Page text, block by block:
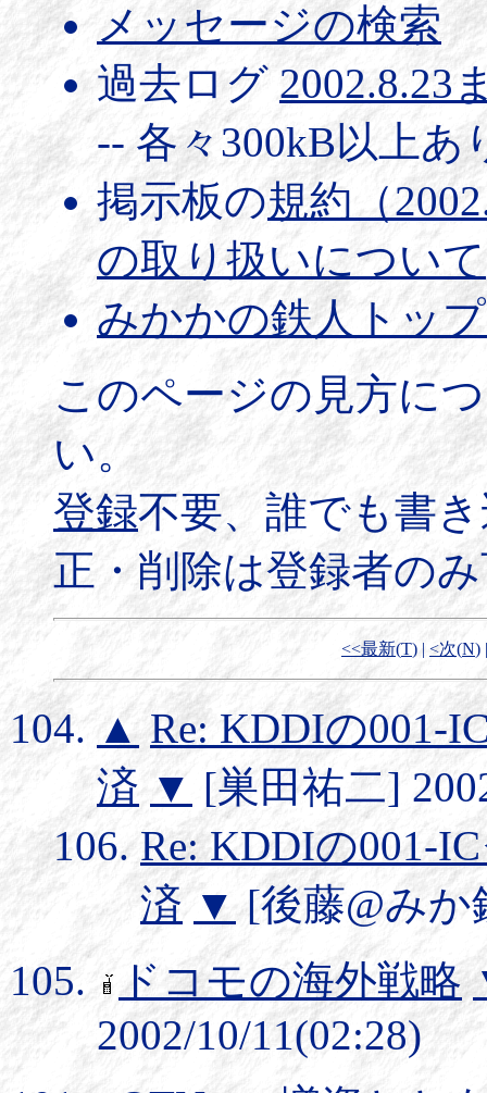
メッセージの検索
過去ログ 2002.8.23
-- 各々300kB以上あ
掲示板の規約（
の取り扱いについて
みかかの鉄人トッ
このページの見方に
い。
登録不要、誰でも書
正・削除は登録者の
<<最新(T) | <次(N)
▲ Re: KDDIの001-
済 ▼ [巣田祐二]
Re: KDDIの001-
済 ▼ [後藤@みか
ドコモの海外戦略
2002/10/11(02:28)